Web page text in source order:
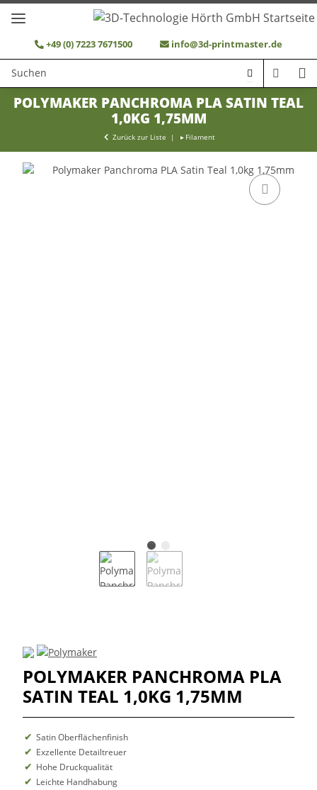
+49 (0) 7223 7671500 info@3d-printmaster.de
POLYMAKER PANCHROMA PLA SATIN TEAL
1,0KG 1,75MM
Zurück zur Liste Filament
POLYMAKER PANCHROMA PLA
SATIN TEAL 1,0KG 1,75MM
Satin Oberflächenfinish
Exzellente Detailtreuer
Hohe Druckqualität
Leichte Handhabung